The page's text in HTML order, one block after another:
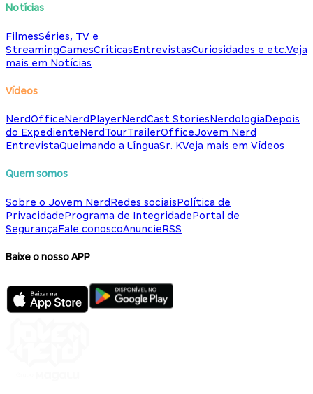
Notícias
FilmesSéries, TV e
StreamingGamesCríticasEntrevistasCuriosidades e etc.Veja
mais em Notícias
Vídeos
NerdOfficeNerdPlayerNerdCast StoriesNerdologiaDepois
do ExpedienteNerdTourTrailerOfficeJovem Nerd
EntrevistaQueimando a LínguaSr. KVeja mais em Vídeos
Quem somos
Sobre o Jovem NerdRedes sociaisPolítica de
PrivacidadePrograma de IntegridadePortal de
SegurançaFale conoscoAnuncieRSS
Baixe o nosso APP